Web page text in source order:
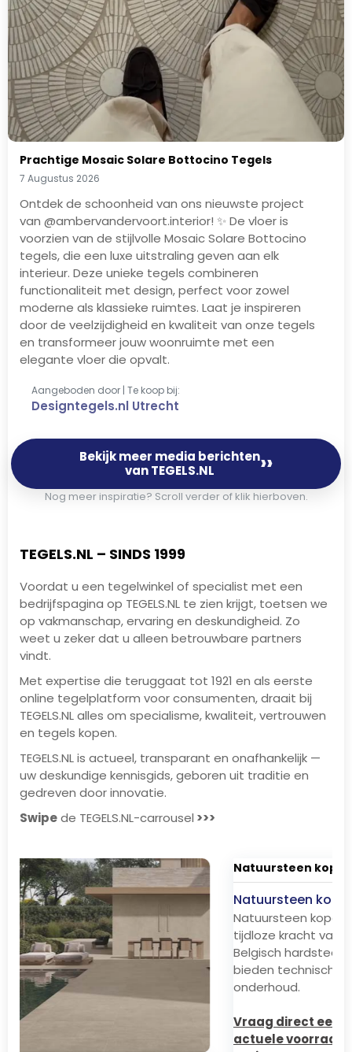
Prachtige Mosaic Solare Bottocino Tegels
7 Augustus 2026
Ontdek de schoonheid van ons nieuwste project
van @ambervandervoort.interior! ✨ De vloer is
voorzien van de stijlvolle Mosaic Solare Bottocino
tegels, die een luxe uitstraling geven aan elk
interieur. Deze unieke tegels combineren
functionaliteit met design, perfect voor zowel
moderne als klassieke ruimtes. Laat je inspireren
door de veelzijdigheid en kwaliteit van onze tegels
en transformeer jouw woonruimte met een
elegante vloer die opvalt.
Aangeboden door | Te koop bij:
Designtegels.nl Utrecht
Bekijk meer media berichten
van TEGELS.NL
››
Nog meer inspiratie? Scroll verder of klik hierboven.
TEGELS.NL – SINDS 1999
Voordat u een tegelwinkel of specialist met een
bedrijfspagina op TEGELS.NL te zien krijgt, toetsen we
op vakmanschap, ervaring en deskundigheid. Zo
weet u zeker dat u alleen betrouwbare partners
vindt.
Met expertise die teruggaat tot 1921 en als eerste
online tegelplatform voor consumenten, draait bij
TEGELS.NL alles om specialisme, kwaliteit, vertrouwen
en tegels kopen.
TEGELS.NL is actueel, transparant en onafhankelijk —
uw deskundige kennisgids, geboren uit traditie en
gedreven door innovatie.
Swipede TEGELS.NL-carrousel >>>